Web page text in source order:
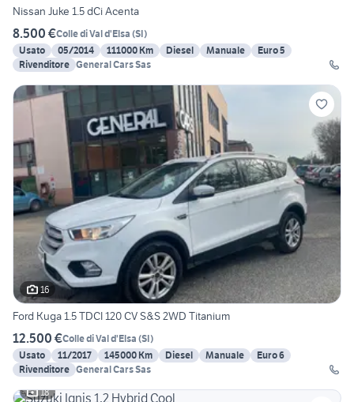
Nissan Juke 1.5 dCi Acenta
8.500 €Colle di Val d'Elsa (SI)
Usato
05/2014 111000 Km Diesel Manuale
Euro 5
Rivenditore General Cars Sas
16
Ford Kuga 1.5 TDCI 120 CV S&S 2WD Titanium
12.500 €Colle di Val d'Elsa (SI)
Usato
11/2017 145000 Km Diesel Manuale
Euro 6
Rivenditore General Cars Sas
18